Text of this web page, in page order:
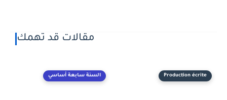
مقالات قد تهمك
السنة سابعة أساسي Production écrite